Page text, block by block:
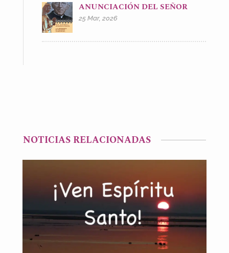
ANUNCIACIÓN DEL SEÑOR
25 Mar, 2026
NOTICIAS RELACIONADAS